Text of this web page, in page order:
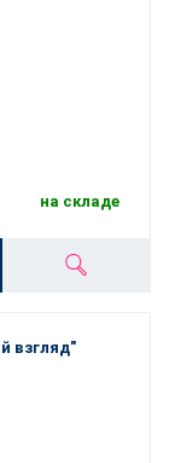
на складе
взгляд"